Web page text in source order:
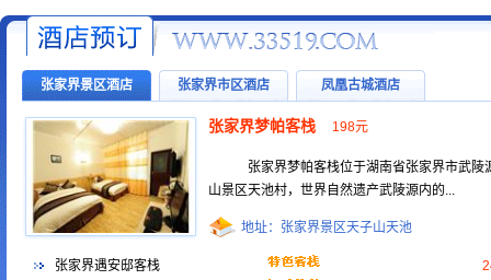
张家界景区酒店 张家界市区酒店 凤凰古城酒店
张家界梦帕客栈 198元
张家界梦帕客栈位于湖南省张家界市武陵
山景区天池村，世界自然遗产武陵源内的...
地址：张家界景区天子山天池
张家界遇安邸客栈